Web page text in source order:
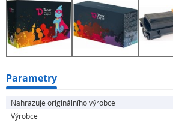
Parametry
Nahrazuje originálního výrobce
Výrobce